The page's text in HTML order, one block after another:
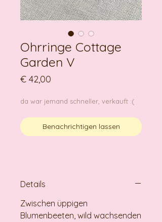
Ohrringe Cottage
Garden V
€ 42,00
da war jemand schneller, verkauft :(
Benachrichtigen lassen
Details
Zwischen üppigen
Blumenbeeten, wild wachsenden